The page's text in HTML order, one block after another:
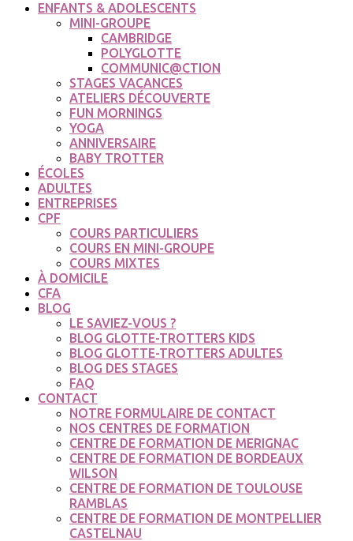
ENFANTS & ADOLESCENTS
MINI-GROUPE
CAMBRIDGE
POLYGLOTTE
COMMUNIC@CTION
STAGES VACANCES
ATELIERS DÉCOUVERTE
FUN MORNINGS
YOGA
ANNIVERSAIRE
BABY TROTTER
ÉCOLES
ADULTES
ENTREPRISES
CPF
COURS PARTICULIERS
COURS EN MINI-GROUPE
COURS MIXTES
À DOMICILE
CFA
BLOG
LE SAVIEZ-VOUS ?
BLOG GLOTTE-TROTTERS KIDS
BLOG GLOTTE-TROTTERS ADULTES
BLOG DES STAGES
FAQ
CONTACT
NOTRE FORMULAIRE DE CONTACT
NOS CENTRES DE FORMATION
CENTRE DE FORMATION DE MERIGNAC
CENTRE DE FORMATION DE BORDEAUX
WILSON
CENTRE DE FORMATION DE TOULOUSE
RAMBLAS
CENTRE DE FORMATION DE MONTPELLIER
CASTELNAU